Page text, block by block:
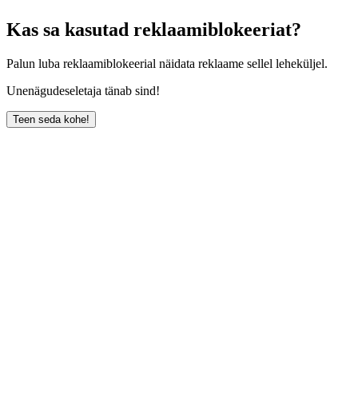
Kas sa kasutad reklaamiblokeeriat?
Palun luba reklaamiblokeerial näidata reklaame sellel leheküljel.
Unenägudeseletaja tänab sind!
Teen seda kohe!